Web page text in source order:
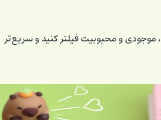
و محبوبیت فیلتر کنید و سریع‌تر